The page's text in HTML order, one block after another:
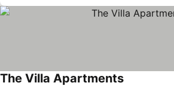
The Villa Apartments